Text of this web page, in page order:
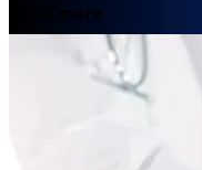
Read more